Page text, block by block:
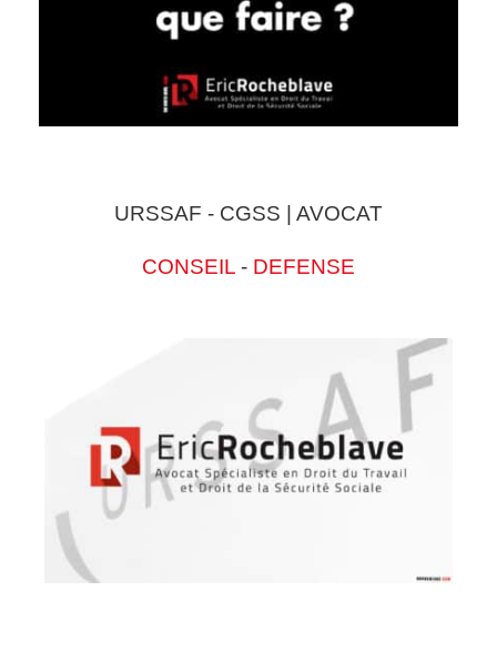
URSSAF - CGSS | AVOCAT
CONSEIL - DEFENSE